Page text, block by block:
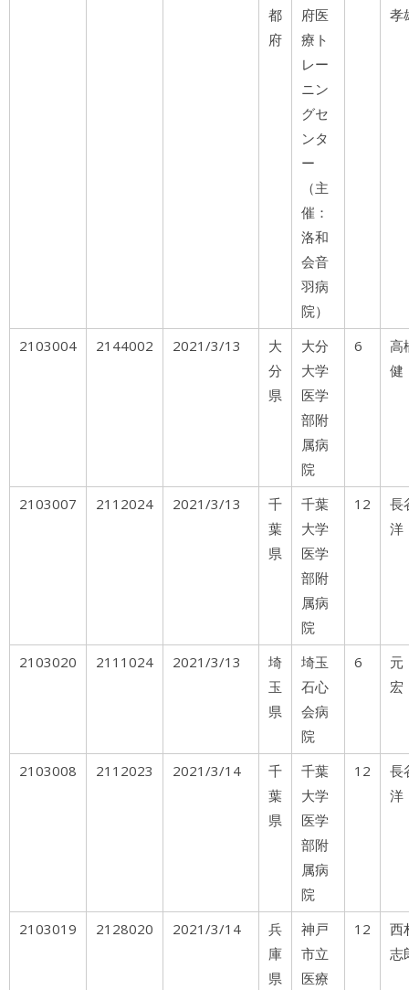
都
府
府医
療ト
レー
ニン
グセ
ンタ
ー
（主
催：
洛和
会音
羽病
院）
孝
2103004 2144002 2021/3/13
大
分
県
大分
大学
医学
部附
属病
院
6
健
2103007 2112024 2021/3/13
千
葉
県
千葉
大学
医学
部附
属病
院
12
長
洋
2103020 2111024 2021/3/13
埼
玉
県
埼玉
石心
会病
院
6
宏
2103008 2112023 2021/3/14
千
葉
県
千葉
大学
医学
部附
属病
院
12
長
洋
2103019 2128020 2021/3/14
兵
庫
県
神戸
市立
医療
12
西
志